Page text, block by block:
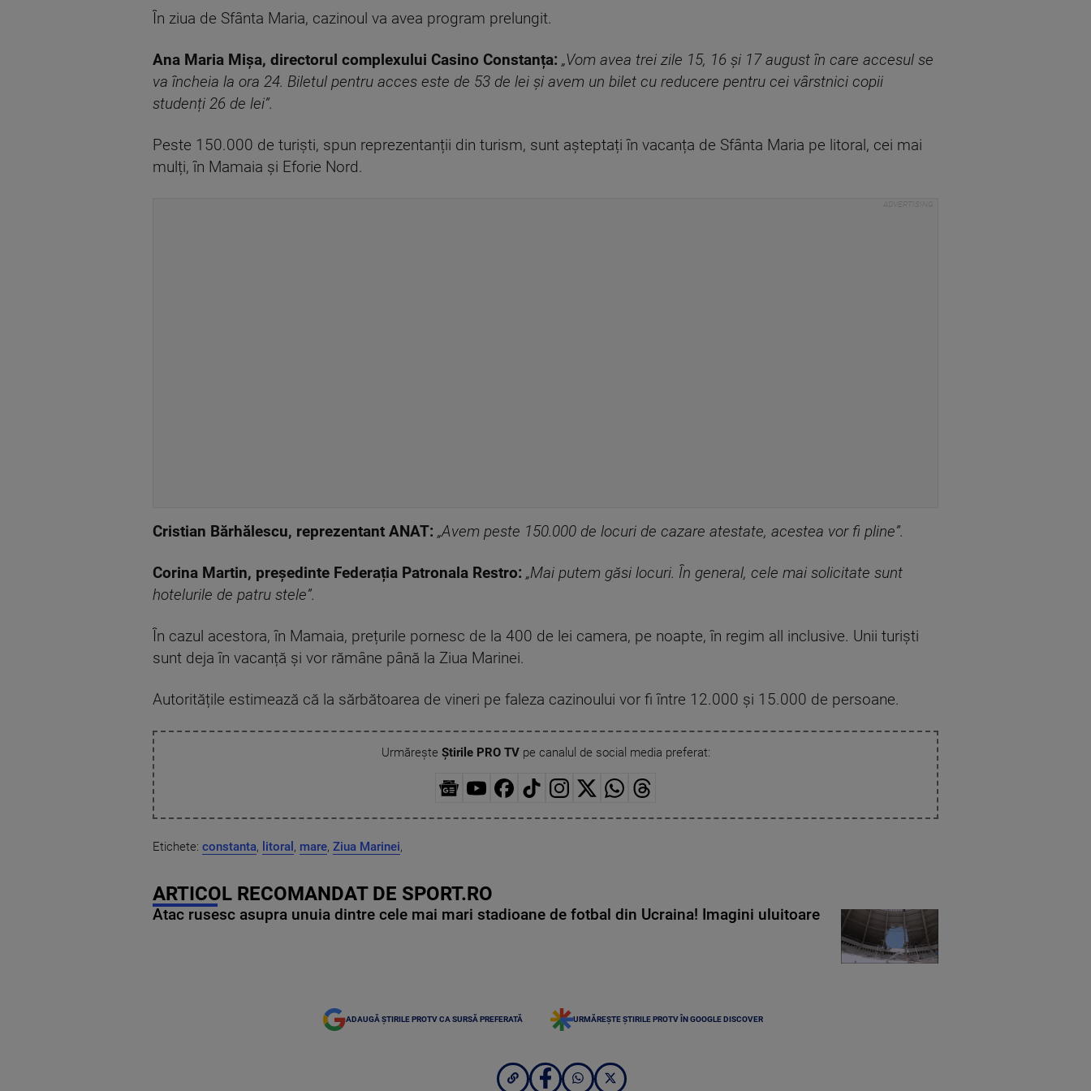
În ziua de Sfânta Maria, cazinoul va avea program prelungit.
Ana Maria Mișa, directorul complexului Casino Constanța: „Vom avea trei zile 15, 16 și 17 august în care accesul se
va încheia la ora 24. Biletul pentru acces este de 53 de lei și avem un bilet cu reducere pentru cei vârstnici copii
studenți 26 de lei”.
Peste 150.000 de turiști, spun reprezentanții din turism, sunt așteptați în vacanța de Sfânta Maria pe litoral, cei mai
mulți, în Mamaia și Eforie Nord.
Cristian Bărhălescu, reprezentant ANAT: „Avem peste 150.000 de locuri de cazare atestate, acestea vor fi pline”.
Corina Martin, președinte Federația Patronala Restro: „Mai putem găsi locuri. În general, cele mai solicitate sunt
hotelurile de patru stele”.
În cazul acestora, în Mamaia, prețurile pornesc de la 400 de lei camera, pe noapte, în regim all inclusive. Unii turiști
sunt deja în vacanță și vor rămâne până la Ziua Marinei.
Autoritățile estimează că la sărbătoarea de vineri pe faleza cazinoului vor fi între 12.000 și 15.000 de persoane.
Urmărește Știrile PRO TVpe canalul de social media preferat:
Etichete: constanta, litoral , mare, Ziua Marinei,
ARTICOL RECOMANDAT DE SPORT.RO
Atac rusesc asupra unuia dintre cele mai mari stadioane de fotbal din Ucraina! Imagini uluitoare
ADAUGĂ ȘTIRILE PROTV CA SURSĂ PREFERATĂ URMĂREȘTE ȘTIRILE PROTV ÎN GOOGLE DISCOVER